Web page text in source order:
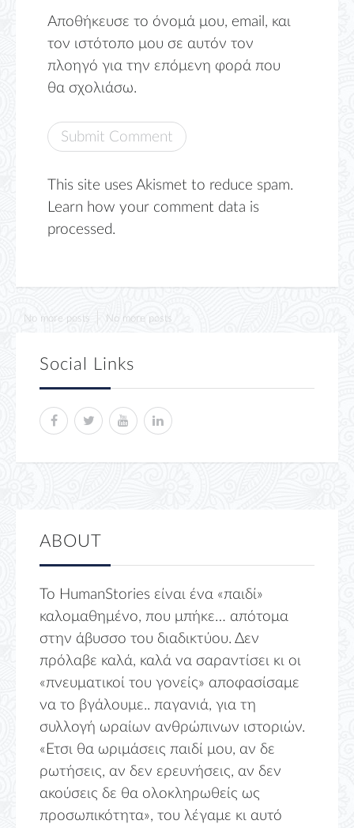
Αποθήκευσε το όνομά μου, email, και
τον ιστότοπο μου σε αυτόν τον
πλοηγό για την επόμενη φορά που
θα σχολιάσω.
This site uses Akismet to reduce spam.
Learn how your comment data is
processed.
No more posts No more posts
Social Links
ABOUT
Το HumanStories είναι ένα «παιδί»
καλομαθημένο, που μπήκε… απότομα
στην άβυσσο του διαδικτύου. Δεν
πρόλαβε καλά, καλά να σαραντίσει κι οι
«πνευματικοί του γονείς» αποφασίσαμε
να το βγάλουμε.. παγανιά, για τη
συλλογή ωραίων ανθρώπινων ιστοριών.
«Ετσι θα ωριμάσεις παιδί μου, αν δε
ρωτήσεις, αν δεν ερευνήσεις, αν δεν
ακούσεις δε θα ολοκληρωθείς ως
προσωπικότητα», του λέγαμε κι αυτό